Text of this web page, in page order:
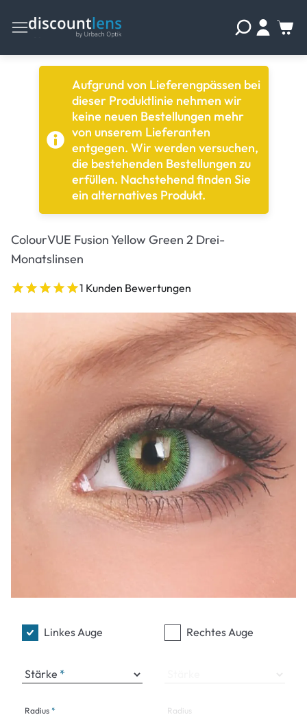
Aufgrund von Lieferengpässen bei
dieser Produktlinie nehmen wir
keine neuen Bestellungen mehr
von unserem Lieferanten
entgegen. Wir werden versuchen,
die bestehenden Bestellungen zu
erfüllen. Nachstehend finden Sie
ein alternatives Produkt.
ColourVUE Fusion Yellow Green 2 Drei-
Monatslinsen
1 Kunden Bewertungen
Linkes Auge
Stärke
Radius
Rechtes Auge
Radius